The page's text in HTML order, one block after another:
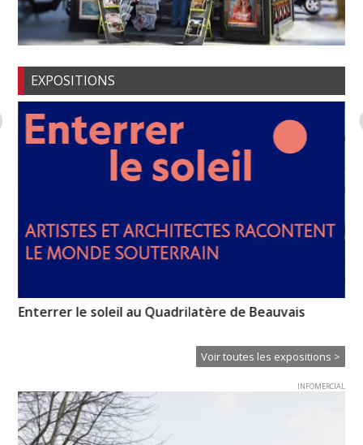
EXPOSITIONS
Enterrer le soleil au Quadrilatère de Beauvais
Voir toutes les expositions >
INFOMERCIAL